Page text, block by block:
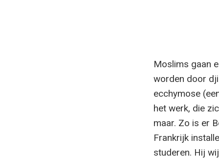
Moslims gaan
worden door
ecchymose
het werk, die
maar. Zo is er
Frankrijk
studeren. Hij